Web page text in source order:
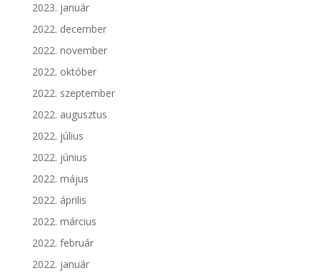
2023. január
2022. december
2022. november
2022. október
2022. szeptember
2022. augusztus
2022. július
2022. június
2022. május
2022. április
2022. március
2022. február
2022. január